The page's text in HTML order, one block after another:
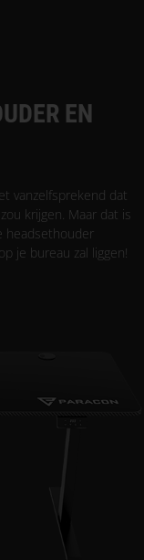
EN
vanzelfsprekend dat
krijgen. Maar dat is
headsethouder
je bureau zal liggen!